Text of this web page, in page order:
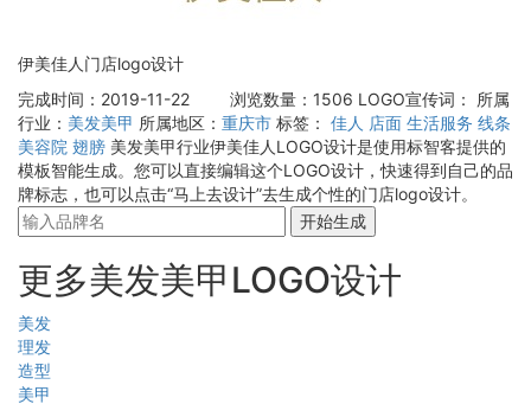
伊美佳人门店logo设计
完成时间：2019-11-22
浏览数量：1506 LOGO宣传词：
所属
行业： 美发美甲 所属地区： 重庆市 标签： 佳人 店面 生活服务 线条
美容院 翅膀 美发美甲行业伊美佳人LOGO设计是使用标智客提供的
模板智能生成。您可以直接编辑这个LOGO设计，快速得到自己的品
牌标志，也可以点击“马上去设计”去生成个性的门店logo设计。
开始生成
更多美发美甲LOGO设计
美发
理发
造型
美甲